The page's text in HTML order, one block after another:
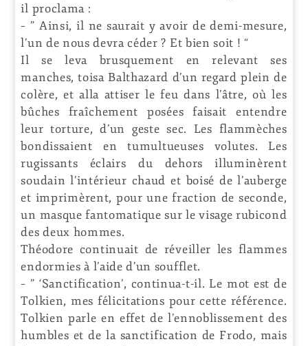
il proclama :
– ” Ainsi, il ne saurait y avoir de demi-mesure,
l’un de nous devra céder ? Et bien soit ! “
Il se leva brusquement en relevant ses
manches, toisa Balthazard d’un regard plein de
colère, et alla attiser le feu dans l’âtre, où les
bûches fraîchement posées faisait entendre
leur torture, d’un geste sec. Les flammèches
bondissaient en tumultueuses volutes. Les
rugissants éclairs du dehors illuminèrent
soudain l’intérieur chaud et boisé de l’auberge
et imprimèrent, pour une fraction de seconde,
un masque fantomatique sur le visage rubicond
des deux hommes.
Théodore continuait de réveiller les flammes
endormies à l’aide d’un soufflet.
– ” ‘Sanctification’, continua-t-il. Le mot est de
Tolkien, mes félicitations pour cette référence.
Tolkien parle en effet de l’ennoblissement des
humbles et de la sanctification de Frodo, mais